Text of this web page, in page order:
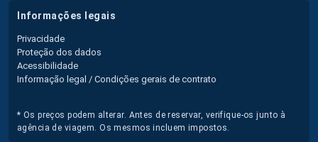
informações legais
Privacidade
Proteção dos dados
Acessibilidade
Informação legal / Condições gerais de contrato
* Os preços podem alterar. Antes de reservar, verifique-os junto à
agência de viagem. Os mesmos incluem impostos.